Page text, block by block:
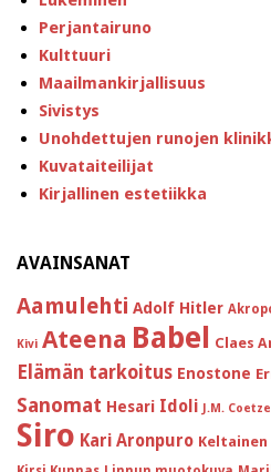
Perjantairuno
Kulttuuri
Maailmankirjallisuus
Sivistys
Unohdettujen runojen
Kuvataiteilijat
Kirjallinen estetiikka
AVAINSANAT
Aamulehti Adolf Hitler
Kivi Ateena Babel Claes
Elämän tarkoitus Enostone
Sanomat Hesari Idoli J.M.
Siro Kari Aronpuro